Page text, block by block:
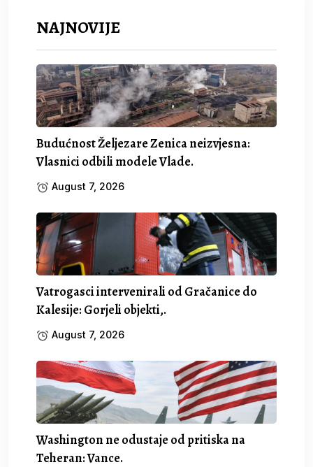
NAJNOVIJE
Budućnost Željezare Zenica neizvjesna:
Vlasnici odbili modele Vlade.
August 7, 2026
Vatrogasci intervenirali od Gračanice do
Kalesije: Gorjeli objekti,.
August 7, 2026
Washington ne odustaje od pritiska na
Teheran: Vance.